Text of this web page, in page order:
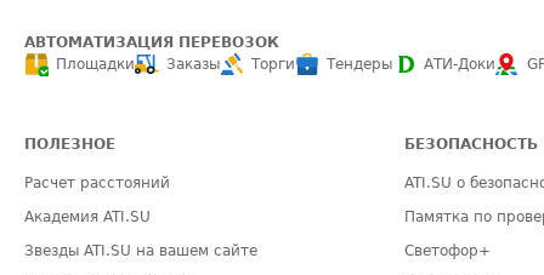
АВТОМАТИЗАЦИЯ ПЕРЕВОЗОК
Площадки
Заказы Торги Тендеры АТИ-Доки
ПОЛЕЗНОЕ
Расчет расстояний
Академия ATI.SU
Звезды ATI.SU на вашем сайте
БЕЗОПАСНОСТЬ
ATI.SU о
Памятка по
Светофор+